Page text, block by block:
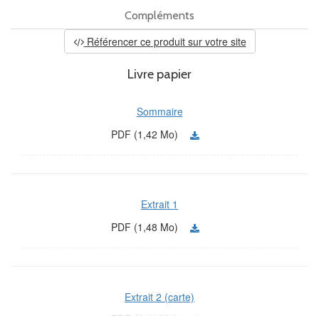
Compléments
Référencer ce produit sur votre site
Livre papier
Sommaire
PDF (1,42 Mo)
Extrait 1
PDF (1,48 Mo)
Extrait 2 (carte)